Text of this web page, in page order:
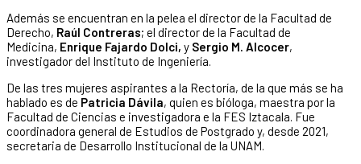
Además se encuentran en la pelea el director de la Facultad de
Derecho, Raúl Contreras; el director de la Facultad de
Medicina, Enrique Fajardo Dolci, y Sergio M. Alcocer,
investigador del Instituto de Ingeniería.
De las tres mujeres aspirantes a la Rectoría, de la que más se ha
hablado es de Patricia Dávila, quien es bióloga, maestra por la
Facultad de Ciencias e investigadora e la FES Iztacala. Fue
coordinadora general de Estudios de Postgrado y, desde 2021,
secretaria de Desarrollo Institucional de la UNAM.